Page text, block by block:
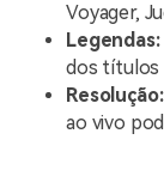
Voyager,
Legendas:
dos títulos
Resolução:
ao vivo